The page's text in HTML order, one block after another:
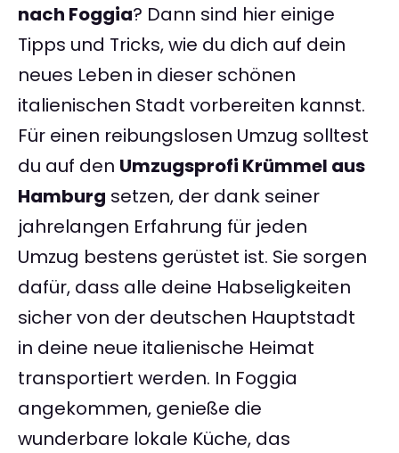
nach Foggia? Dann sind hier einige
Tipps und Tricks, wie du dich auf dein
neues Leben in dieser schönen
italienischen Stadt vorbereiten kannst.
Für einen reibungslosen Umzug solltest
du auf den Umzugsprofi Krümmel aus
Hamburg setzen, der dank seiner
jahrelangen Erfahrung für jeden
Umzug bestens gerüstet ist. Sie sorgen
dafür, dass alle deine Habseligkeiten
sicher von der deutschen Hauptstadt
in deine neue italienische Heimat
transportiert werden. In Foggia
angekommen, genieße die
wunderbare lokale Küche, das